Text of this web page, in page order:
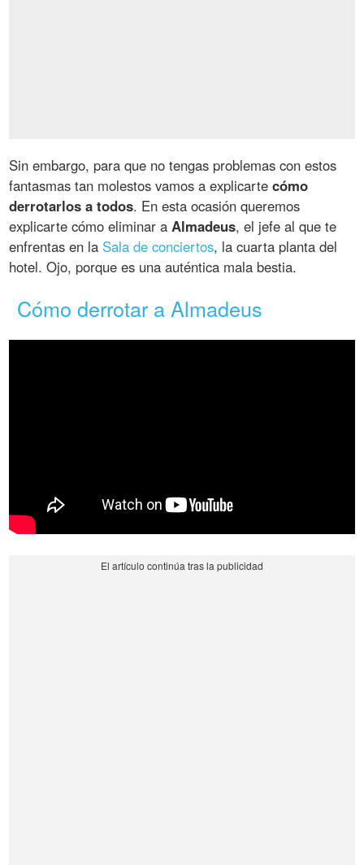
Sin embargo, para que no tengas problemas con estos
fantasmas tan molestos vamos a explicartecómo
derrotarlos a todos. En esta ocasión queremos
explicarte cómo eliminar aAlmadeus, el jefe al que te
enfrentas en la Sala de conciertos, la cuarta planta del
hotel. Ojo, porque es una auténtica mala bestia.
Cómo derrotar a Almadeus